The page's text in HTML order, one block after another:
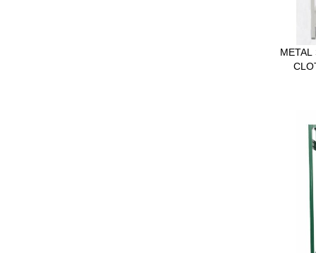
METAL